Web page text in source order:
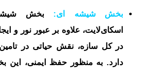
بخش شیشه ای: بخش
اسکای‌لایت، علاوه بر عبور نور و
در کل سازه، نقش حیاتی در
دارد. به منظور حفظ ایمنی،